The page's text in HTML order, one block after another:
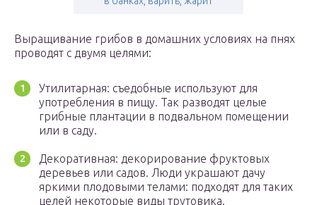
Выращивание грибов в домашних условиях на пнях
проводят с двумя целями:
Утилитарная: съедобные используют для
употребления в пищу. Так разводят целые
грибные плантации в подвальном помещении
или в саду.
Декоративная: декорирование фруктовых
деревьев или садов. Люди украшают дачу
яркими плодовыми телами: подходят для таких
целей некоторые виды трутовика.